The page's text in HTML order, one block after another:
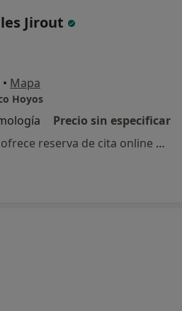
Jirout
• Mapa
Hoyos
Precio sin especificar
Este especialista no ofrece reserva de cita online en esta dirección.